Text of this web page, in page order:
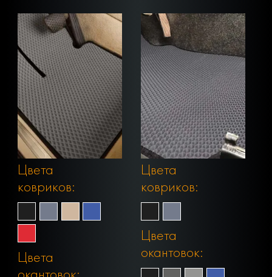
Цвета
ковриков:
Цвета
Цвета
ковриков:
Цвета
окантовок: